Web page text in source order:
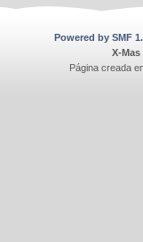
Powered by SMF
X-Mas
Página creada